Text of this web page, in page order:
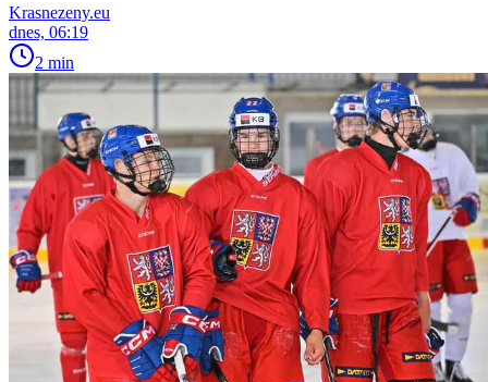
Krasnezeny.eu
dnes, 06:19
2 min